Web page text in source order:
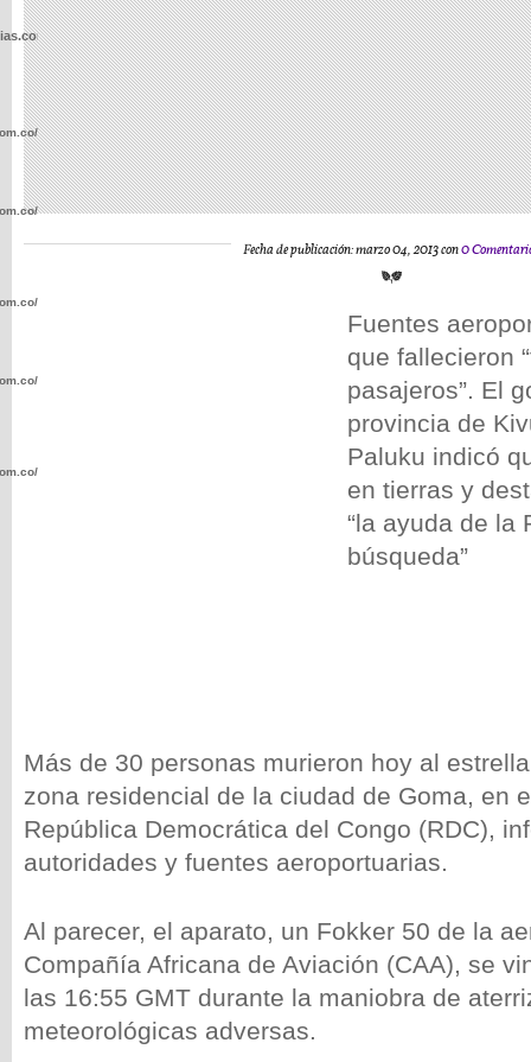
Fecha de publicación: marzo 04, 2013 con0
Fuentes
que fallecieron
pasajeros”. El
provincia de
Paluku indicó
en tierras y
“la ayuda de la
búsqueda”
Más de 30 personas murieron hoy al
zona residencial de la ciudad de Goma, en
República Democrática del Congo (RDC),
autoridades y fuentes aeroportuarias.
Al parecer, el aparato, un Fokker 50 de la
Compañía Africana de Aviación (CAA), se
las 16:55 GMT durante la maniobra de
meteorológicas adversas.
wp-
wp-
wp-
wp-
wp-
wp-
wp-